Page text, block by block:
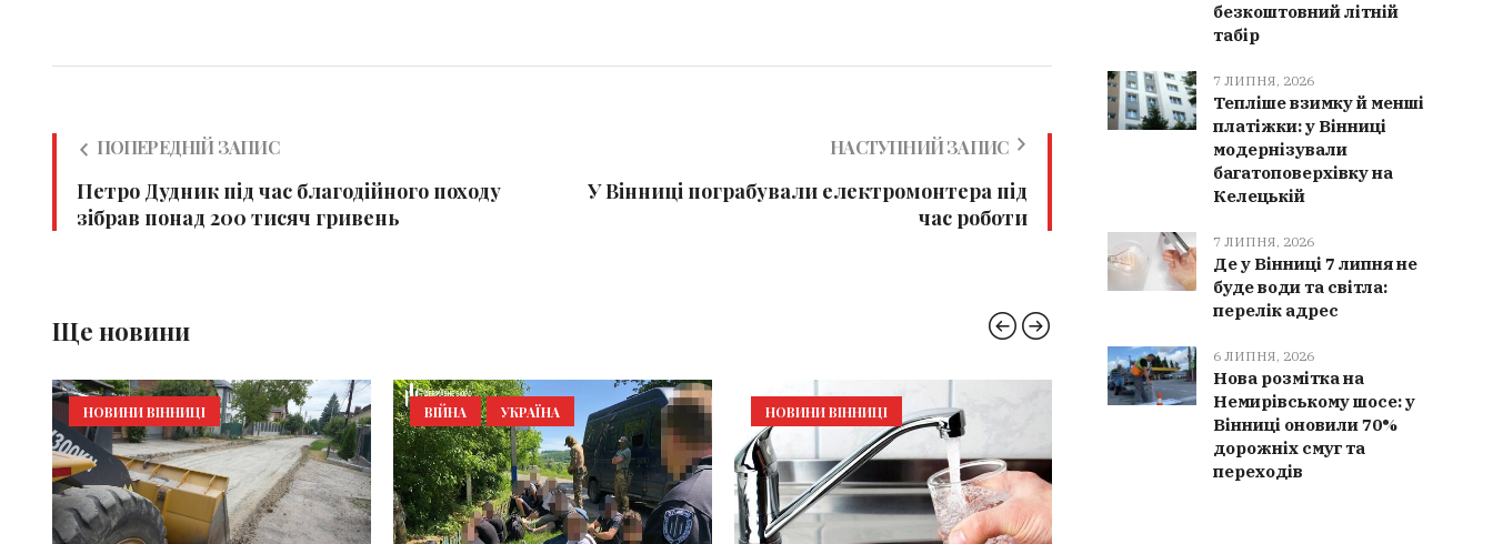
ПОПЕРЕДНІЙ ЗАПИС
Петро Дудник під час благодійного походу
зібрав понад 200 тисяч гривень
НАСТУПНИЙ ЗАПИС
У Вінниці пограбували електромонтера під
час роботи
Ще новини
НОВИНИ ВІННИЦІ ВІЙНА УКРАЇНА НОВИНИ ВІННИЦІ
безкоштовний літній
табір
7 ЛИПНЯ, 2026
Тепліше взимку й менші
платіжки: у Вінниці
модернізували
багатоповерхівку на
Келецькій
7 ЛИПНЯ, 2026
Де у Вінниці 7 липня не
буде води та світла:
перелік адрес
6 ЛИПНЯ, 2026
Нова розмітка на
Немирівському шосе: у
Вінниці оновили 70%
дорожніх смуг та
переходів